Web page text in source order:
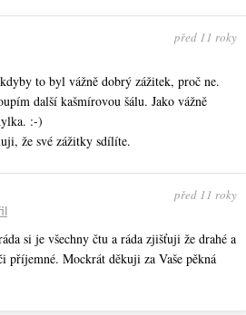
před 11 roky
to byl vážně dobrý zážitek, proč ne.
další kašmírovou šálu. Jako vážně
:-)
že své zážitky sdílíte.
před 11 roky
si je všechny čtu a ráda zjišťuji že drahé a
příjemné. Mockrát děkuji za Vaše pěkná